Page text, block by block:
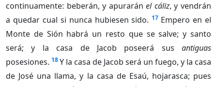
continuamente: beberán, y apuraránel cáliz, y vendrán
a quedar cual si nunca hubiesen sido. 17 Empero en el
Monte de Sión habrá un resto que se salve; y santo
será; y la casa de Jacob poseerá sus antiguas
posesiones. 18Y la casa de Jacob será un fuego, y la casa
de José una llama, y la casa de Esaú, hojarasca; pues